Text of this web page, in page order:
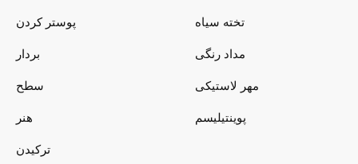
پوستر کردن
بردار
سطح
هنر
ترکیدن
تخته سیاه
مداد رنگی
مهر لاستیکی
پوینتیلیسم